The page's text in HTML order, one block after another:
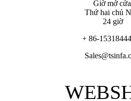
Giờ mở
Thứ hai chủ
24 giờ
+ 86-